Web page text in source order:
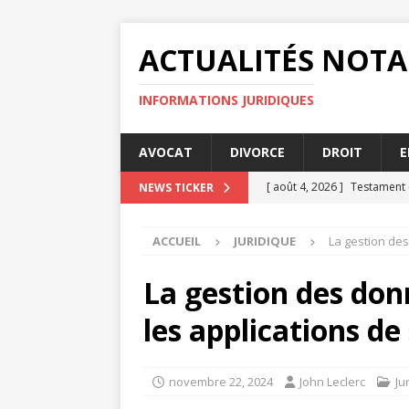
ACTUALITÉS
INFORMATIONS JURIDIQUES
AVOCAT DIVORCE DROIT
NEWS TICKER [ août 4, 2026 ]
[ août 3, 2026 ] Audience
[ juillet 31, 2026 ]
[ août 4, 2026 ]
JURIDIQUE
ACCUEIL JURIDIQUE La gestion
La gestion des
les applications
novembre 22, 2024 John Leclerc